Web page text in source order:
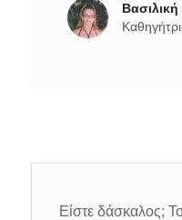
Βασιλική
Είστε δάσκαλος;